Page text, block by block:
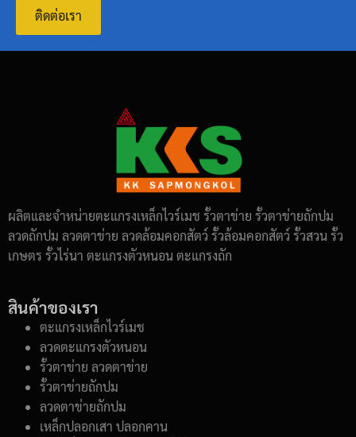
ติดต่อเรา
ผลิตและจำหน่ายตะแกรงเหล็กไวร์เมช รั้วตาข่าย รั้วตาข่ายถักปม
ลวดถักปม ลวดตาข่าย ลวดล้อมคอกสัตว์ รั้วล้อมคอกสัตว์ รั้วสวน รั้ว
เกษตร รั้วไร่นา ตะแกรงตัวหนอน ตะแกรงถัก
สินค้าของเรา
ตะแกรงเหล็กไวร์เมช
ลวดตะแกรงตัวหนอน
รั้วตาข่าย ลวดตาข่าย
รั้วตาข่ายถักปม
ลวดตาข่ายถักปม
เหล็กปลอกเสา ปลอกคาน